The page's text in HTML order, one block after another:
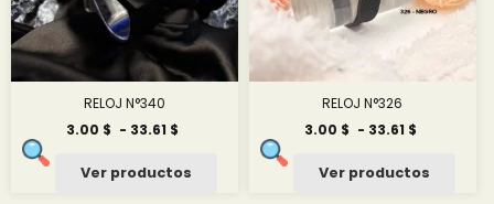
RELOJ N°340
3.00 $ - 33.61 $
desde
Ver productos
RELOJ N°326
3.00 $ - 33.61 $
desde
Ver productos